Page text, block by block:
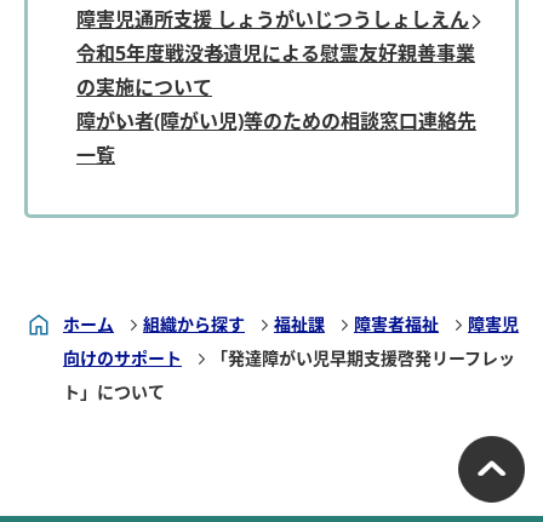
障害児通所支援 しょうがいじつうしょしえん
令和5年度戦没者遺児による慰霊友好親善事業
の実施について
障がい者(障がい児)等のための相談窓口連絡先
一覧
ホーム 組織から探す 福祉課 障害者福祉
障害児
向けのサポート
「発達障がい児早期支援啓発リーフレッ
ト」について